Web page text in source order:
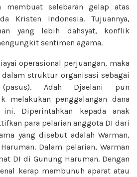
membuat selebaran gelap atas
Kristen Indonesia. Tujuannya,
yang lebih dahsyat, konflik
sentimen agama.
operasional perjuangan, maka
struktur organisasi sebagai
Adah Djaelani pun
melakukan penggalangan dana
Diperintahkan kepada anak
para pelarian anggota DI dari
yang disebut adalah Warman,
Dalam pelarian, Warman
DI di Gunung Haruman. Dengan
kerap membunuh aparat atau